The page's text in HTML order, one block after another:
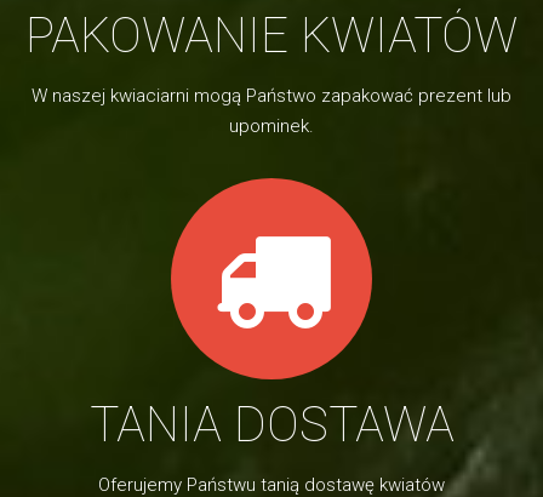
PAKOWANIE KWIATÓW
W naszej kwiaciarni mogą Państwo zapakować prezent lub
upominek.
TANIA DOSTAWA
Oferujemy Państwu tanią dostawę kwiatów